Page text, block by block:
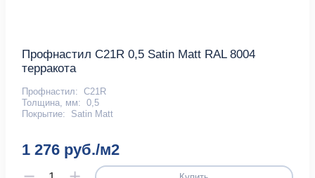
Профнастил С21R 0,5 Satin Matt RAL 8004
терракота
Профнастил: С21R
Толщина, мм: 0,5
Покрытие:
Satin Matt
1 276 руб./м2